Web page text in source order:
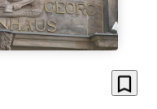
bookmark_border